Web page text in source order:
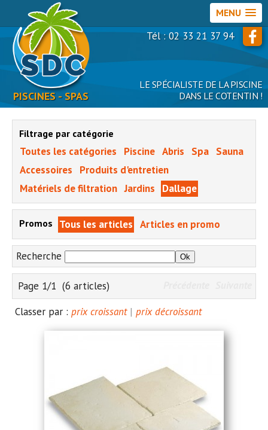
MENU
PISCINES - SPAS
LE SPÉCIALISTE DE LA PISCINE
DANS LE COTENTIN !
Tél : 02 33 21 37 94
Filtrage par catégorie
Toutes les catégories Piscine Abris Spa Sauna
Accessoires
Produits d'entretien
Matériels de filtration Jardins Dallage
Promos Tous les articles Articles en promo
Recherche
Page 1/1 (6 articles)
Classer par : prix croissant | prix décroissant